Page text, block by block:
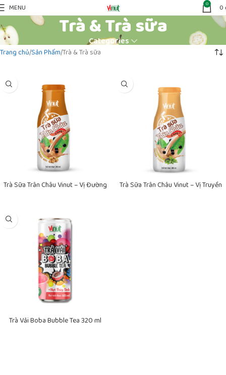
MENU 0 0
Trà & Trà sữa
Categories
Trang chủ Sản Phẩm Trà & Trà sữa
Trà Sữa Trân Châu Vinut – Vị Đường
Trà Sữa Trân Châu Vinut – Vị Truyền
Trà Vải Boba Bubble Tea 320 ml